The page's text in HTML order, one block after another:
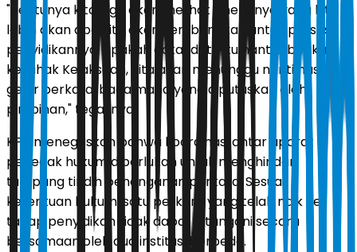
"Tentunya kita juga akan melihat sinerginya yang kita
lebih akan apa kita akan kembangkan untuk proses
penyidikannya, apakah data-data itu nanti diberikan
ke pihak Kejaksaan, kita akan menunggu nanti hasil
gelar perkara, bagaimana yang diputuskan oleh
pimpinan," tegasnya.
KPK menegaskan bahwa koordinasi antar aparat
penegak hukum diperlukan untuk menghindari
tumpang tindih penanganan perkara. Sesuai
ketentuan hukum, satu perkara yang telah naik ke
tahap penyidikan tidak dapat ditangani secara
bersamaan oleh dua institusi berbeda.